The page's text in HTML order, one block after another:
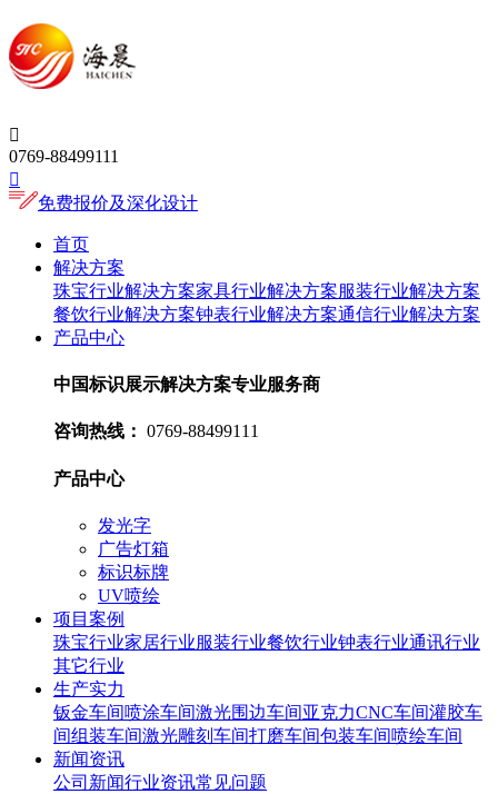

0769-88499111

免费报价及深化设计
首页
解决方案
珠宝行业解决方案家具行业解决方案服装行业解决方案
餐饮行业解决方案钟表行业解决方案通信行业解决方案
产品中心
中国标识展示解决方案专业服务商
咨询热线： 0769-88499111
产品中心
发光字
广告灯箱
标识标牌
UV喷绘
项目案例
珠宝行业家居行业服装行业餐饮行业钟表行业通讯行业
其它行业
生产实力
钣金车间喷涂车间激光围边车间亚克力CNC车间灌胶车
间组装车间激光雕刻车间打磨车间包装车间喷绘车间
新闻资讯
公司新闻行业资讯常见问题